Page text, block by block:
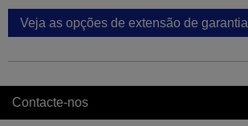
Veja as opções de extensão de garantia
Contacte-nos